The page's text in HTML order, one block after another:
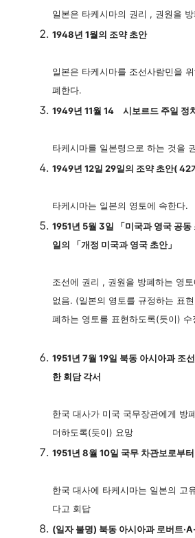
일본은 타케시마의 권리 , 권원을
1948년 1월의 조약 초안
일본은 타케시마를 조선사람민을
폐한다.
1949년 11월 14 시보르드 주일 정
타케시마를 일본령으로 하는 것을
1949년 12일 29일의 조약 초안( 42
타케시마는 일본의 영토에 속한다.
1951년 5월 3일 「미국과 영국 공
일의 「개정 미국과 영국 초안」
조선에 권리 , 권원을 방폐하는 영
없음. (일본의 영토를 규정하는 표
폐하는 영토를 표현하도록(듯이) 수
1951년 7월 19일 북동 아시아과 조
한 회담 각서
한국 대사가 미국 국무장관에게 방
더하도록(듯이) 요망
1951년 8월 10일 국무 차관보로부
한국 대사에 타케시마는 일본의 고
다고 회답
(일자 불명) 북동 아시아과 로버트